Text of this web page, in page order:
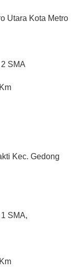
Utara Kota Metro
SMA
Kec. Gedong
SMA,